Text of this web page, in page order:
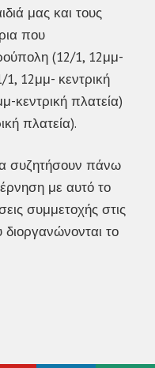
μας και τους
που
(12/1, 12μμ-
12μμ- κεντρική
κεντρική πλατεία)
πλατεία).
συζητήσουν πάνω
με αυτό το
συμμετοχής στις
διοργανώνονται το